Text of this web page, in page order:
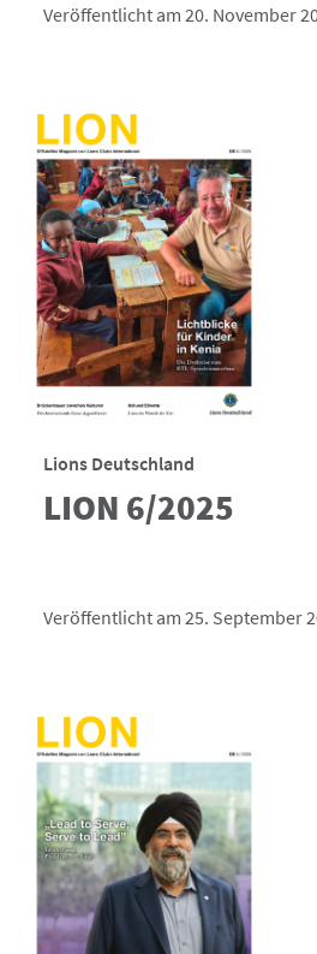
Veröffentlicht am 20. November
Lions Deutschland
LION 6/2025
Veröffentlicht am 25. September